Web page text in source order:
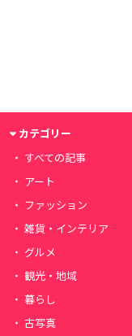
カテゴリー
すべての記事
アート
ファッション
雑貨・インテリア
グルメ
観光・地域
暮らし
古写真